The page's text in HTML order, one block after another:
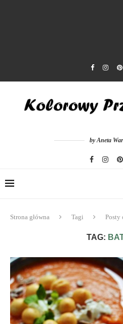
by Aneta
Strona główna Tagi Posty
TAG: